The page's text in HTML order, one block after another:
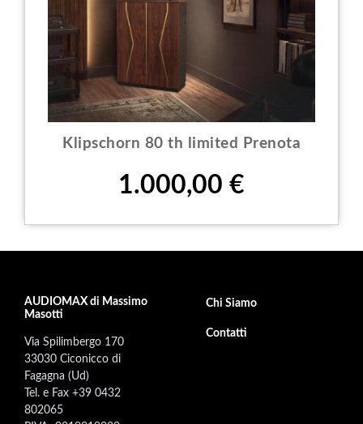
Klipschorn 80 th limited Prenota
Prezzo
1.000,00 €
AUDIOMAX di Massimo
Masotti
Via Spilimbergo 170
33030 Ciconicco di
Fagagna (Ud)
Tel. e Fax +39 0432
802065
Footer secondary menu
Chi Siamo
Contatti